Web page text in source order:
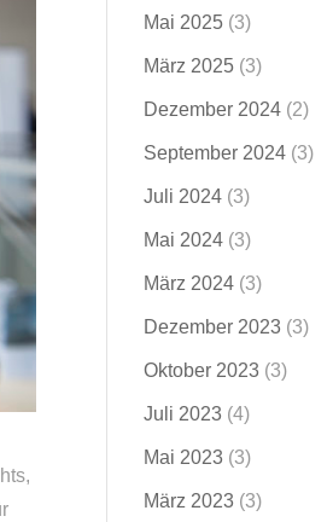
Mai 2025 (3)
März 2025 (3)
Dezember 2024 (2)
September 2024 (3)
Juli 2024 (3)
Mai 2024 (3)
März 2024 (3)
Dezember 2023 (3)
Oktober 2023 (3)
Juli 2023 (4)
Mai 2023 (3)
März 2023 (3)